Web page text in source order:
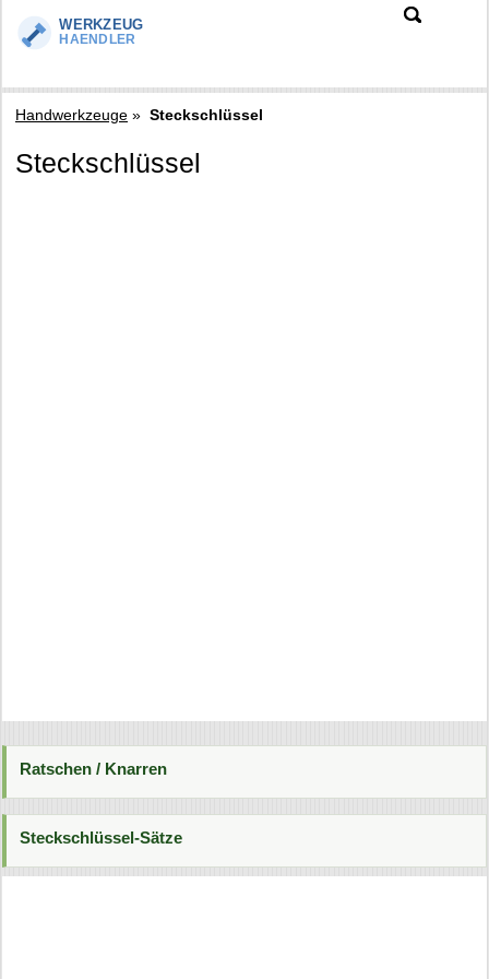
Handwerkzeuge » Steckschlüssel
Steckschlüssel
Ratschen / Knarren
Steckschlüssel-Sätze